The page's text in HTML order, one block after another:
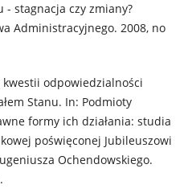
- stagnacja czy zmiany?
Administracyjnego. 2008, no
kwestii odpowiedzialności
Stanu. In: Podmioty
formy ich działania: studia
poświęconej Jubileuszowi
Ochendowskiego.